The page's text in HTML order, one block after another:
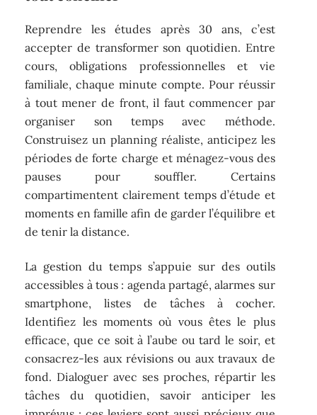
Reprendre les études après 30 ans, c’est
accepter de transformer son quotidien. Entre
cours, obligations professionnelles et vie
familiale, chaque minute compte. Pour réussir
à tout mener de front, il faut commencer par
organiser son temps avec méthode.
Construisez un planning réaliste, anticipez les
périodes de forte charge et ménagez-vous des
pauses pour souffler. Certains
compartimentent clairement temps d’étude et
moments en famille afin de garder l’équilibre et
de tenir la distance.
La gestion du temps s’appuie sur des outils
accessibles à tous : agenda partagé, alarmes sur
smartphone, listes de tâches à cocher.
Identifiez les moments où vous êtes le plus
efficace, que ce soit à l’aube ou tard le soir, et
consacrez-les aux révisions ou aux travaux de
fond. Dialoguer avec ses proches, répartir les
tâches du quotidien, savoir anticiper les